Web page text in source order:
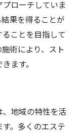
法
エステ集中ケ
方法
例
ローチしていま
果を得ることが
ことを目指して
術により、スト
ます。
地域の特性を活
。多くのエステ